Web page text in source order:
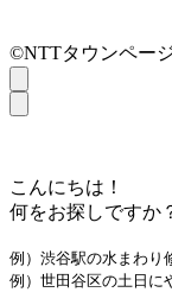
©NTTタウンページ
こんにちは！
何をお探しですか
例）渋谷駅の水まわり
例）世田谷区の土日に